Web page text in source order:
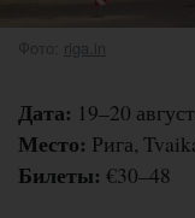
Фото: riga.in
Дата: 19–20
Место: Рига,
Билеты: €30–48